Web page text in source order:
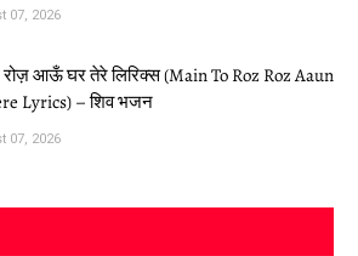
07, 2026
रोज़ आऊँ घर तेरे लिरिक्स (Main To Roz Roz Aaun
Lyrics) – शिव भजन
07, 2026